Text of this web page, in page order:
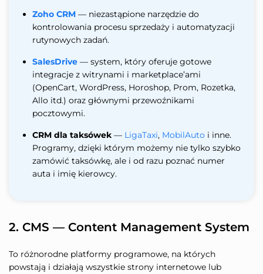
Zoho CRM — niezastąpione narzędzie do
kontrolowania procesu sprzedaży i automatyzacji
rutynowych zadań.
SalesDrive — system, który oferuje gotowe
integracje z witrynami i marketplace’ami
(OpenCart, WordPress, Horoshop, Prom, Rozetka,
Allo itd.) oraz głównymi przewoźnikami
pocztowymi.
CRM dla taksówek — LigaTaxi, MobilAuto i inne.
Programy, dzięki którym możemy nie tylko szybko
zamówić taksówkę, ale i od razu poznać numer
auta i imię kierowcy.
2. CMS — Content Management System
To różnorodne platformy programowe, na których
powstają i działają wszystkie strony internetowe lub